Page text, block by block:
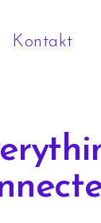
Kontakt